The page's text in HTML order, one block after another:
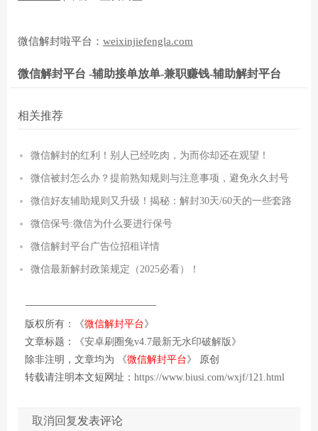
微信解封啦平台： weixinjiefengla.com
微信解封平台 -辅助接单放单-兼职赚钱-辅助解封平台
相关推荐
微信解封的红利！别人已经吃肉，为而你却还在观望！
微信被封怎么办？提前熟知规则与注意事项，避免永久封号
微信好友辅助规则又升级！揭秘：解封30天/60天的一些套路
微信保号:微信为什么要进行保号
微信解封平台广告位招租详情
微信最新解封政策规定（2025必看）！
版权所有：《微信解封平台》
文章标题：《安卓刷圈兔v4.7最新无水印破解版 》
除非注明，文章均为 《微信解封平台》 原创
转载请注明本文短网址： https://www.biusi.com/wxjf/121.html
取消回复发表评论